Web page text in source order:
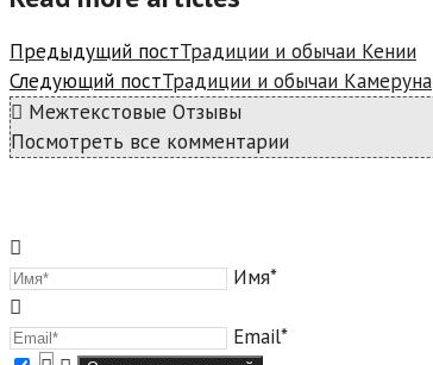
Предыдущий постТрадиции и обычаи Кении
Следующий постТрадиции и обычаи Камеруна
Межтекстовые Отзывы
Посмотреть все комментарии
Имя*
Email*